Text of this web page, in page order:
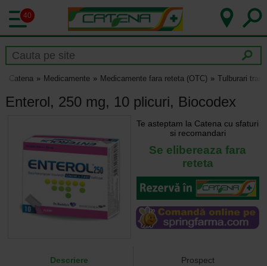
40
Catena Medicamente Medicamente fara reteta (OTC) Tulburari
Enterol, 250 mg, 10 plicuri, Biocodex
Te asteptam la Catena cu sfaturi
si recomandari
Se elibereaza fara
reteta
Descriere Prospect